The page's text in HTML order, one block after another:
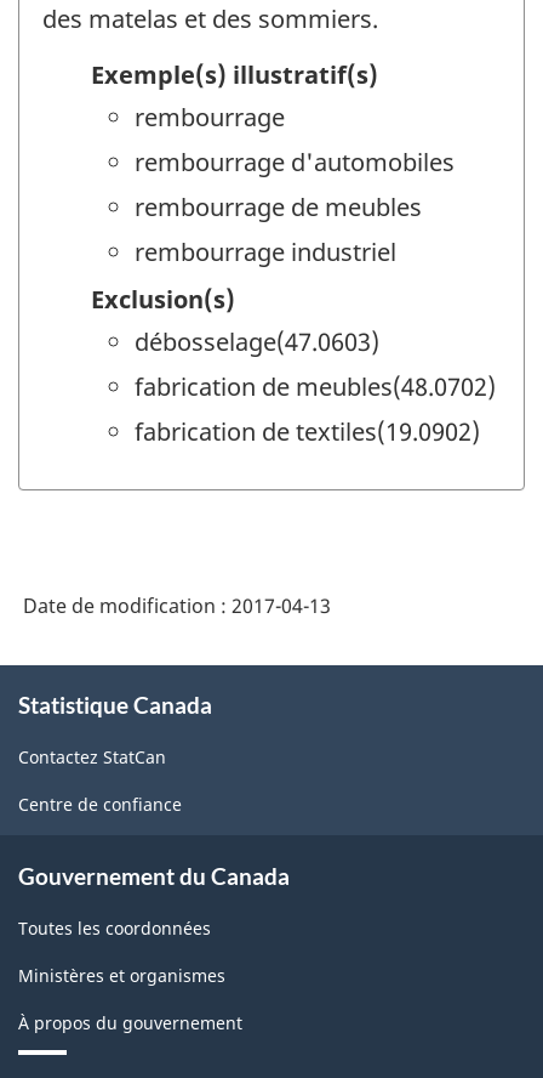
des matelas et des sommiers.
Exemple(s) illustratif(s)
rembourrage
rembourrage d'automobiles
rembourrage de meubles
rembourrage industriel
Exclusion(s)
débosselage(47.0603)
fabrication de meubles(48.0702)
fabrication de textiles(19.0902)
Date de modification : 2017-04-13
propos
ce
site
Statistique Canada
Contactez StatCan
Centre de confiance
Gouvernement du Canada
Toutes les coordonnées
Ministères et organismes
À propos du gouvernement